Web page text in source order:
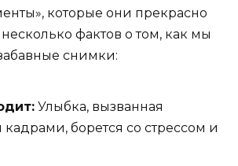
которые они прекрасно
фактов о том, как мы
снимки:
Улыбка, вызванная
борется со стрессом и